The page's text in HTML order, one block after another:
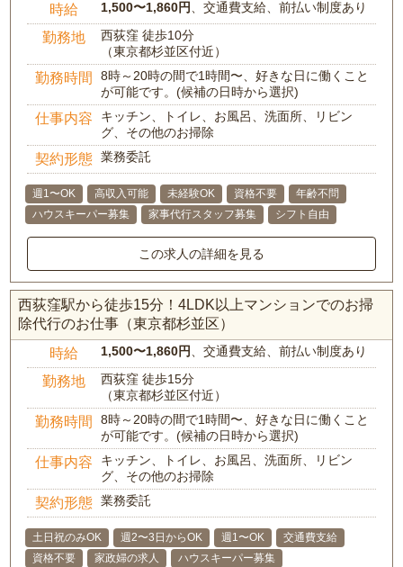
時給 1,500〜1,860円、交通費支給、前払い制度あり
勤務地
西荻窪 徒歩10分
（東京都杉並区付近）
勤務時間
8時～20時の間で1時間〜、好きな日に働くこと
が可能です。(候補の日時から選択)
仕事内容
キッチン、トイレ、お風呂、洗面所、リビン
グ、その他のお掃除
契約形態 業務委託
週1〜OK 高収入可能 未経験OK 資格不要
年齢不問
ハウスキーパー募集
家事代行スタッフ募集 シフト自由
この求人の詳細を見る
西荻窪駅から徒歩15分！4LDK以上マンションでのお掃
除代行のお仕事（東京都杉並区）
時給 1,500〜1,860円、交通費支給、前払い制度あり
勤務地
西荻窪 徒歩15分
（東京都杉並区付近）
勤務時間
8時～20時の間で1時間〜、好きな日に働くこと
が可能です。(候補の日時から選択)
仕事内容
キッチン、トイレ、お風呂、洗面所、リビン
グ、その他のお掃除
契約形態 業務委託
土日祝のみOK 週2〜3日からOK 週1〜OK
交通費支給
資格不要
家政婦の求人
ハウスキーパー募集